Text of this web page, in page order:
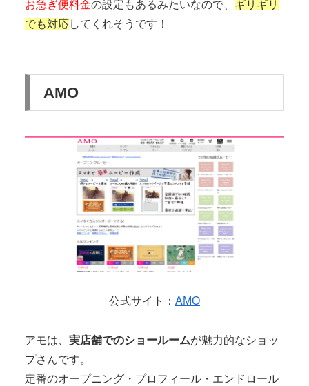
お急ぎ便料金の設定もあるみたいなので、 ギリギリ
でも対応してくれそうです！
AMO
公式サイト： AMO
アモは、実店舗でのショールームが魅力的なショッ
プさんです。
定番のオープニング・プロフィール・エンドロール